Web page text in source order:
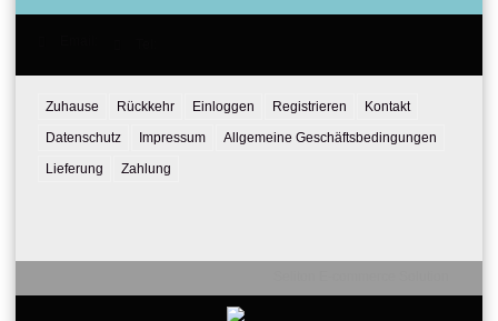
Zuhause Rückkehr Einloggen Registrieren
Kontakt
Datenschutz
Impressum
Allgemeine Geschäftsbedingungen
Lieferung
Zahlung